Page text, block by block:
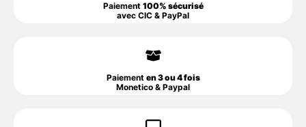
Paiement 100% sécurisé
avec CIC & PayPal
Paiement en 3 ou 4 fois
Monetico & Paypal